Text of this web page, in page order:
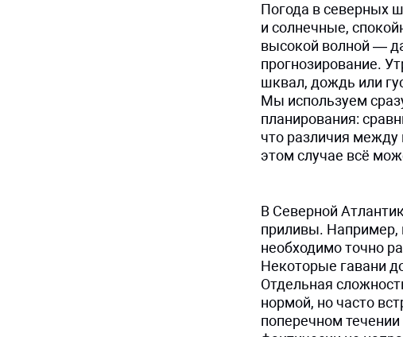
Погода в северных
и солнечные,
высокой волной —
прогнозирование.
шквал, дождь или
Мы используем
планирования:
что различия
этом случае всё
В Северной
приливы. Например,
необходимо точно
Некоторые гавани
Отдельная
нормой, но часто
поперечном